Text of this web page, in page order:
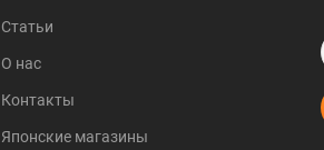
Статьи
О нас
Контакты
Японские магазины